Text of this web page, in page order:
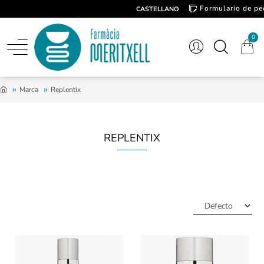
CASTELLANO
Formulario de
0
Marca Replentix
REPLENTIX